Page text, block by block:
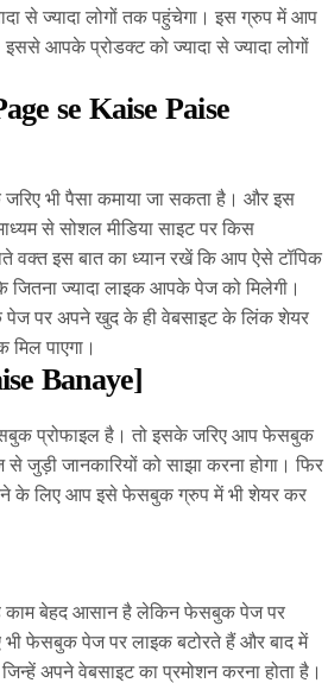
से ज्यादा लोगों तक पहुंचेगा। इस ग्रुप में आप
आपके प्रोडक्ट को ज्यादा से ज्यादा लोगों
se Kaise Paise
भी पैसा कमाया जा सकता है। और इस
से सोशल मीडिया साइट पर किस
वक्त इस बात का ध्यान रखें कि आप ऐसे टॉपिक
ज्यादा लाइक आपके पेज को मिलेगी।
पेज पर अपने खुद के ही वेबसाइट के लिंक शेयर
पाएगा।
Banaye]
प्रोफाइल है। तो इसके जरिए आप फेसबुक
जानकारियों को साझा करना होगा। फिर
के लिए आप इसे फेसबुक ग्रुप में भी शेयर कर
काम बेहद आसान है लेकिन फेसबुक पेज पर
भी फेसबुक पेज पर लाइक बटोरते हैं और बाद में
अपने वेबसाइट का प्रमोशन करना होता है।